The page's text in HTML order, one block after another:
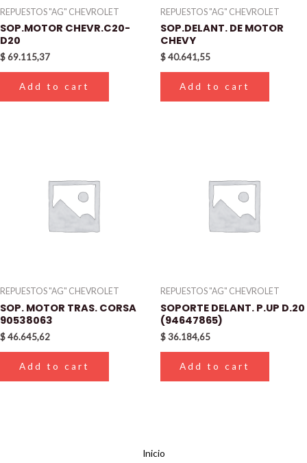
REPUESTOS "AG" CHEVROLET
SOP.MOTOR CHEVR.C20-
D20
$69.115,37
Add to cart
REPUESTOS "AG" CHEVROLET
SOP.DELANT. DE MOTOR
CHEVY
$40.641,55
Add to cart
REPUESTOS "AG" CHEVROLET
SOP. MOTOR TRAS. CORSA
90538063
$46.645,62
Add to cart
REPUESTOS "AG" CHEVROLET
SOPORTE DELANT. P.UP D.20
(94647865)
$36.184,65
Add to cart
Inicio